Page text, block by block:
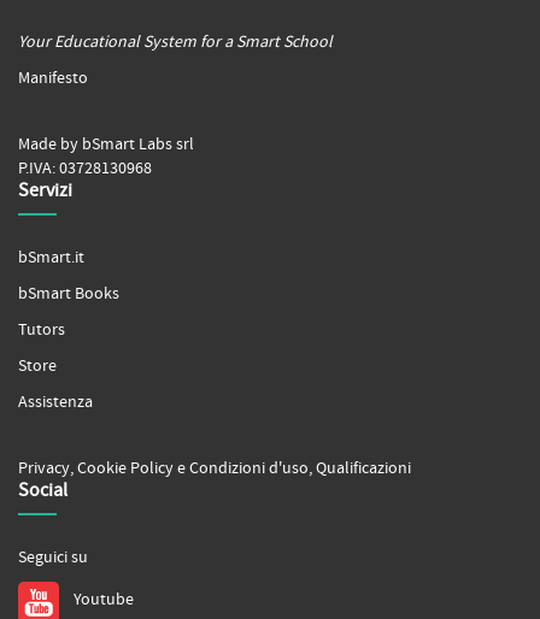
Your Educational System for a Smart School
Manifesto
Made by bSmart Labs srl
P.IVA: 03728130968
Servizi
bSmart.it
bSmart Books
Tutors
Store
Assistenza
Privacy,Cookie PolicyeCondizioni d'uso,Qualificazioni
Social
Seguici su
Youtube